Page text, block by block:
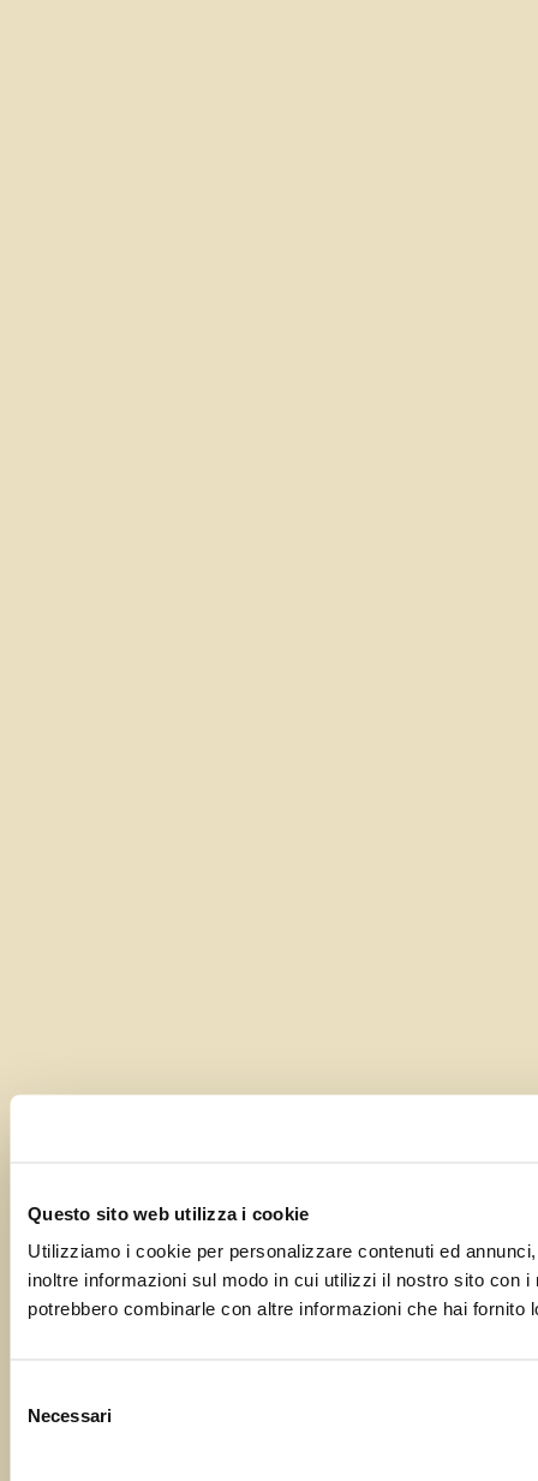
Questo sito web utilizza i cookie
Utilizziamo i cookie per personalizzare contenuti ed
inoltre informazioni sul modo in cui utilizzi il nostro sito con
potrebbero combinarle con altre informazioni che hai
delNecessari